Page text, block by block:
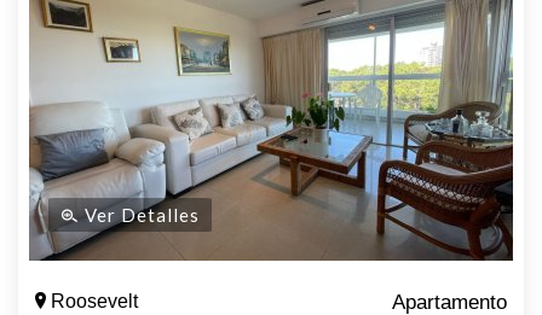
Ver Detalles
Roosevelt Apartamento